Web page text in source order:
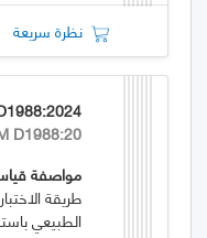
نظرة سريعة
D1988:20
مواصفة
طريقة
الطبيعي